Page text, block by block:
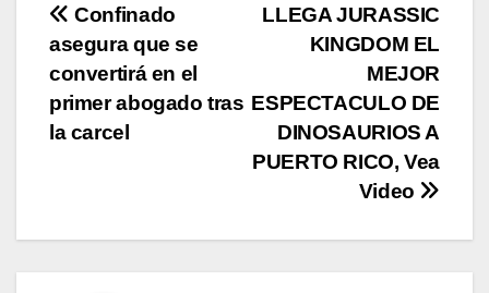
Navegación
de
entradas
LLEGA JURASSIC
KINGDOM EL
MEJOR
ESPECTACULO DE
DINOSAURIOS A
PUERTO RICO, Vea
Video
Confinado
asegura que se
convertirá en el
primer abogado tras
la carcel